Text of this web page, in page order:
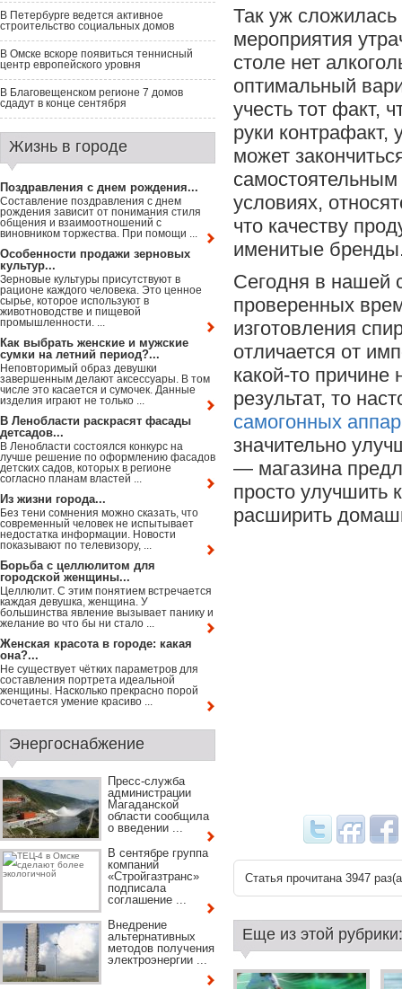
Так уж сложилась
мероприятия
столе нет
оптимальный
учесть тот факт,
руки контрафакт,
может
условиях,
что качеству
именитые
Сегодня в нашей
проверенных
изготовления
отличается от
какой-то
результат, то
самогонных
значительно
— магазина
просто улучшить
расширить
Статья прочитана 3947
Еще из этой рубрики:
В Петербурге ведется активное
строительство социальных домов
В Омске вскоре появиться теннисный
центр европейского уровня
В Благовещенском регионе 7 домов
сдадут в конце сентября
Жизнь в городе
Поздравления с днем рождения...
Составление поздравления с днем
рождения зависит от понимания стиля
общения и взаимоотношений с
виновником торжества. При помощи ...
Особенности продажи зерновых
культур...
Зерновые культуры присутствуют в
рационе каждого человека. Это ценное
сырье, которое используют в
животноводстве и пищевой
промышленности. ...
Как выбрать женские и мужские
сумки на летний период?...
Неповторимый образ девушки
завершенным делают аксессуары. В том
числе это касается и сумочек. Данные
изделия играют не только ...
В Ленобласти раскрасят фасады
детсадов...
В Ленобласти состоялся конкурс на
лучше решение по оформлению фасадов
детских садов, которых в регионе
согласно планам властей ...
Из жизни города...
Без тени сомнения можно сказать, что
современный человек не испытывает
недостатка информации. Новости
показывают по телевизору, ...
Борьба с целлюлитом для
городской женщины...
Целлюлит. С этим понятием встречается
каждая девушка, женщина. У
большинства явление вызывает панику и
желание во что бы ни стало ...
Женская красота в городе: какая
она?...
Не существует чётких параметров для
составления портрета идеальной
женщины. Насколько прекрасно порой
сочетается умение красиво ...
Энергоснабжение
Пресс-служба
администрации
Магаданской
области сообщила
о введении ...
В сентябре группа
компаний
«Стройгазтранс»
подписала
соглашение ...
Внедрение
альтернативных
методов получения
электроэнергии ...